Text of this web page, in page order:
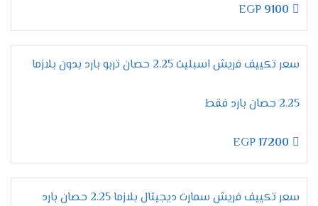
عليها وعلى كفاءتها وعلشان كده وفرنا لكم تلك
الخاصية التى تعتبر من أفضل وأهم الخواص المتواجدة
فى الجهاز لأنها تعمل على ضخ أيونات البلازما كلاستر
داخلها لتعمل على تنظيفها من الأتربة وأيضا يتم
مواصفات تكييف فريش بروفيشنال
تربو "ديجيتال بالبلازما 2024 ".
يمتعنا دائما مكيف فريش بالجديد لأننا نهتم بكل ما
يرغب به العميل وبوجود خاصية ميقات الايقاف /
9100
سعر تكييف فريش اسبليت 2.25 حصان تربو بارد بدون بلازما
2.25 حصان بارد فقط
17200
سعر تكييف فريش سمارت ديجيتال بلازما 2.25 حصان بارد